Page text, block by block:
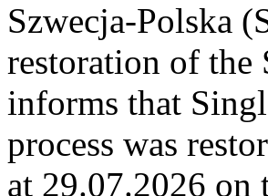
Szwecja-Polska
restoration of the
informs that
process was
at 29.07.2026 on